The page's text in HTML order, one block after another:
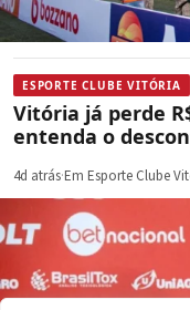
ESPORTE CLUBE VITÓRIA
Vitória já perde
entenda o
4d atrás·Em Esporte Clube